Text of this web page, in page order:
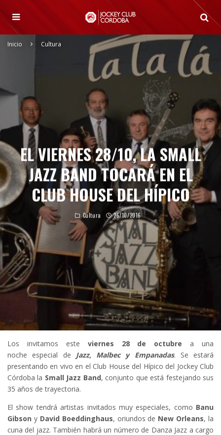
Inicio Cultura
EL VIERNES 28/10, LA SMALL
JAZZ BAND TOCARÁ EN EL
CLUB HOUSE DEL HÍPICO
Cultura 26/10/2016
Los invitamos este viernes 28 de octubre a una
noche especial de Jazz, Malbec y Empanadas. Se estará
presentando en vivo en el Club House del Hípico del Jockey Club
Córdoba la Small Jazz Band, conjunto que está festejando sus
35 años de trayectoria.
El show tendrá artistas invitados muy especiales, como Banu
Gibson y David Boeddinghaus, oriundos de New Orleans, la
cuna del jazz. También habrá un número de Danza Jazz a cargo